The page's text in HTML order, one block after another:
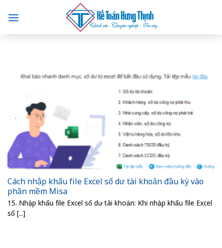
content
Cách nhập khẩu file Excel số dư tài khoản đầu kỳ vào
phần mềm Misa
15. Nhập khẩu file Excel số dư tài khoản: Khi nhập khẩu file Excel
số [...]